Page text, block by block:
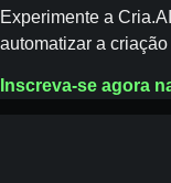
Experimente a
automatizar a
Inscreva-se agora